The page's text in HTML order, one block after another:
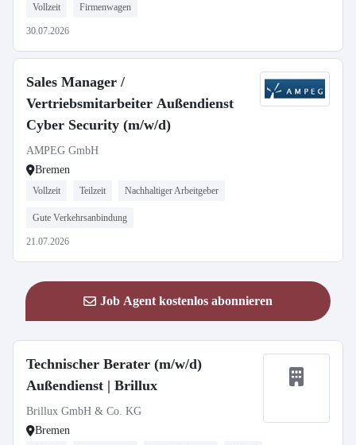
Vollzeit Firmenwagen
30.07.2026
Sales Manager /
Vertriebsmitarbeiter Außendienst
Cyber Security (m/w/d)
AMPEG GmbH
Bremen
Vollzeit Teilzeit Nachhaltiger Arbeitgeber
Gute Verkehrsanbindung
21.07.2026
Job Agent kostenlos abonnieren
Technischer Berater (m/w/d)
Außendienst | Brillux
Brillux GmbH & Co. KG
Bremen